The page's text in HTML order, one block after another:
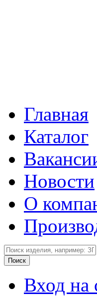
Главная
Каталог
Новости
О
Вход на